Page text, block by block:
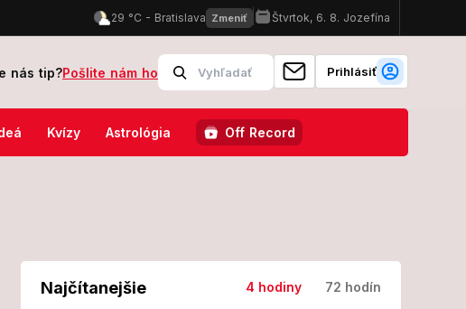
nemocnici skončilo 8 ľudí! FOTO Pozrite, v čom sa ukázal Karol III.:
nás tip?Pošlite nám ho Prihlásiť
Kvízy Astrológia Off Record
Najčítanejšie 4 hodiny 72 hodín